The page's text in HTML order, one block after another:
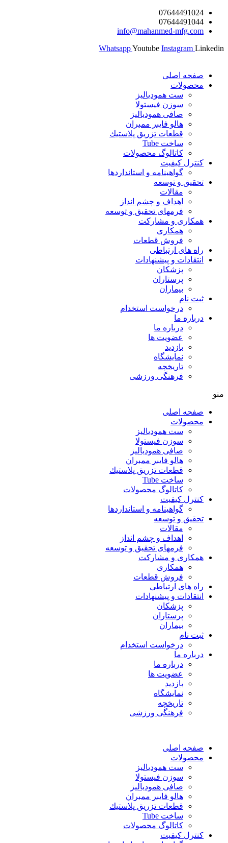
پرش
محتوا
07644491024
07644491044
info@mahanmed-mfg.com
WhatsappYoutube Instagram Linkedin
صفحه اصلی
محصولات
ست همودیالیز
سوزن فیستولا
صافی همودیالیز
هالو فایبر ممبران
قطعات تزريق پلاستيك
ساخت Tube
کاتالوگ محصولات
کنترل کیفیت
گواهينامه و استانداردها
تحقيق و توسعه
مقالات
اهداف و چشم انداز
فرمهای تحقیق و توسعه
همکاری و مشارکت
همکاری
فروش قطعات
راه های ارتباطی
انتقادات و پيشنهادات
پزشكان
پرستاران
بيماران
ثبت نام
درخواست استخدام
درباره ما
درباره ما
عضویت ها
بازدید
نمایشگاه
تاريخچه
فرهنگی ورزشی
منو
صفحه اصلی
محصولات
ست همودیالیز
سوزن فیستولا
صافی همودیالیز
هالو فایبر ممبران
قطعات تزريق پلاستيك
ساخت Tube
کاتالوگ محصولات
کنترل کیفیت
گواهينامه و استانداردها
تحقيق و توسعه
مقالات
اهداف و چشم انداز
فرمهای تحقیق و توسعه
همکاری و مشارکت
همکاری
فروش قطعات
راه های ارتباطی
انتقادات و پيشنهادات
پزشكان
پرستاران
بيماران
ثبت نام
درخواست استخدام
درباره ما
درباره ما
عضویت ها
بازدید
نمایشگاه
تاريخچه
فرهنگی ورزشی
صفحه اصلی
محصولات
ست همودیالیز
سوزن فیستولا
صافی همودیالیز
هالو فایبر ممبران
قطعات تزريق پلاستيك
ساخت Tube
کاتالوگ محصولات
کنترل کیفیت